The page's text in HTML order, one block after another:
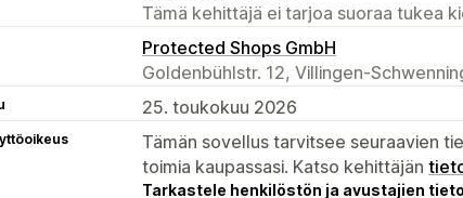
Tämä kehittäjä ei tarjoa suoraa tukea
Protected Shops GmbH
Goldenbühlstr. 12, Villingen-
25. toukokuu 2026
Tämän sovellus tarvitsee seuraavien
toimia kaupassasi. Katso kehittäjän
Tarkastele henkilöstön ja avustajien